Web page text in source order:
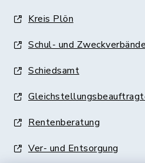
Kreis Plön
Schul- und Zweckverbände
Schiedsamt
Rentenberatung
Ver- und Entsorgung